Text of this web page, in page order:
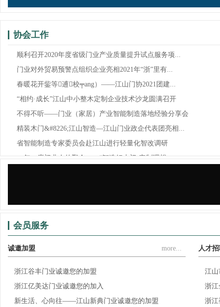
协会工作
顺利召开2020年度省级门业产业质量提升试点服务项...
门业对外贸易预警点组织企业亮相2021年“浙”里有...
春暖花开鈭等逋校╤ang）——江山门协2021团建...
“相约·成长”江山中小整木定制企业技术沙龙圆满召开
不得不听——门业（家居）产业智能制造落地经验分享会
精装木门&#8226;江山智造—江山门业政企代表团亮相...
省智能制造专家委员会赴江山进行轻量化智改调研
一年一度门业人的聚会——“智造好木门·定制理想...
会员服务
诚邀加盟 more...
浙江谷丰门业诚邀您的加盟
浙江亿美达门业诚邀您的加入
新生活、心向往——江山新典门业诚邀您的加盟
人才
江山
浙江
浙江